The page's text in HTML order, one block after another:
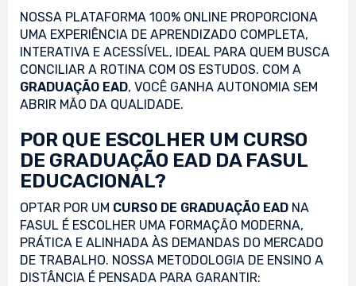
NOSSA PLATAFORMA 100% ONLINE PROPORCIONA
UMA EXPERIÊNCIA DE APRENDIZADO COMPLETA,
INTERATIVA E ACESSÍVEL, IDEAL PARA QUEM BUSCA
CONCILIAR A ROTINA COM OS ESTUDOS. COM A
GRADUAÇÃO EAD, VOCÊ GANHA AUTONOMIA SEM
ABRIR MÃO DA QUALIDADE.
POR QUE ESCOLHER UM CURSO
DE GRADUAÇÃO EAD DA FASUL
EDUCACIONAL?
OPTAR POR UM CURSO DE GRADUAÇÃO EAD NA
FASUL É ESCOLHER UMA FORMAÇÃO MODERNA,
PRÁTICA E ALINHADA ÀS DEMANDAS DO MERCADO
DE TRABALHO. NOSSA METODOLOGIA DE ENSINO A
DISTÂNCIA É PENSADA PARA GARANTIR: